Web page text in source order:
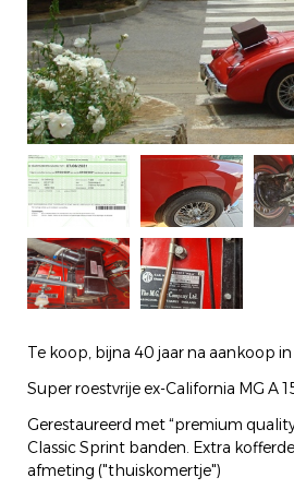
Te koop, bijna 40 jaar na aankoop
Super roestvrije ex-California MG A
Gerestaureerd met “premium
Classic Sprint banden. Extra
afmeting ("thuiskomertje")